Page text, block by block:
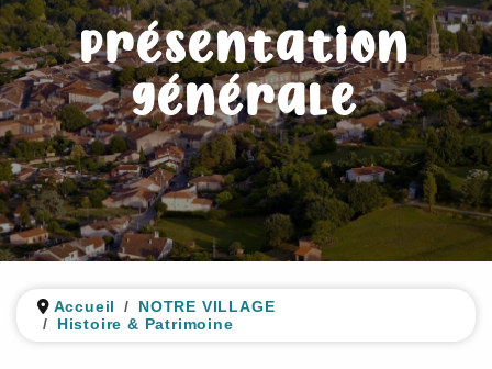
Présentation
générale
Accueil
NOTRE VILLAGE
Histoire & Patrimoine